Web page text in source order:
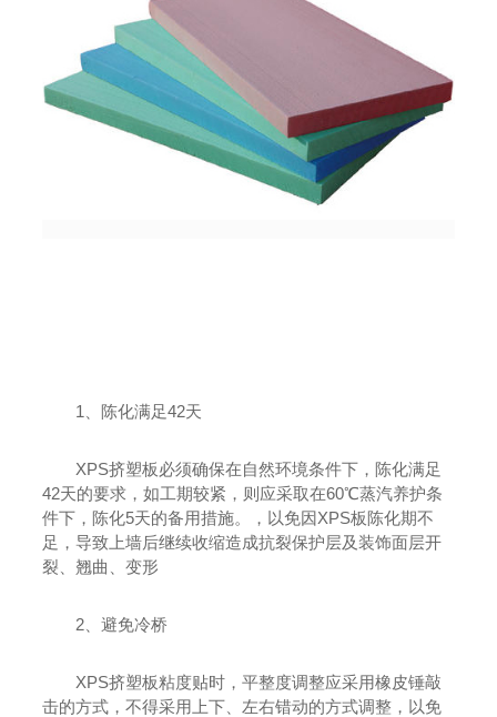
1、陈化满足42天
XPS挤塑板必须确保在自然环境条件下，陈化满足
42天的要求，如工期较紧，则应采取在60℃蒸汽养护条
件下，陈化5天的备用措施。，以免因XPS板陈化期不
足，导致上墙后继续收缩造成抗裂保护层及装饰面层开
裂、翘曲、变形
2、避免冷桥
XPS挤塑板粘度贴时，平整度调整应采用橡皮锤敲
击的方式，不得采用上下、左右错动的方式调整，以免